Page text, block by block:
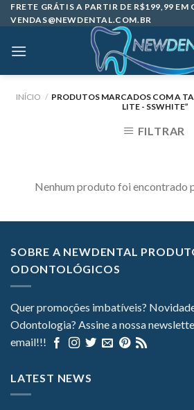
Skip
to
FRETE GRÁTIS A PARTIR DE R$199,99 EM
VENDAS@NEWDENTAL.COM.BR
INÍCIO / PRODUTOS MARCADOS COM A
LITE - SSWHITE”
FILTRAR
Nenhum produto foi encontrado
SOBRE A NEWDENTAL
ODONTOLÓGICOS
Quer promoções imbatíveis?
Odontologia? Assine a nossa
email!!!
LATEST NEWS